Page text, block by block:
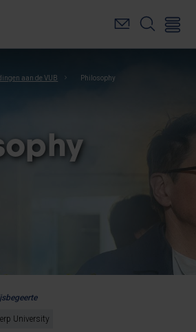
aan de VUB Philosophy
University